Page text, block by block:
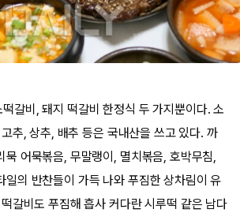
갈비, 돼지 떡갈비 한정식 두 가지뿐이다. 소
추, 상추, 배추 등은 국내산을 쓰고 있다. 까
묵 어묵볶음, 무말랭이, 멸치볶음, 호박무침,
일의 반찬들이 가득 나와 푸짐한 상차림이 유
갈비도 푸짐해 흡사 커다란 시루떡 같은 남다